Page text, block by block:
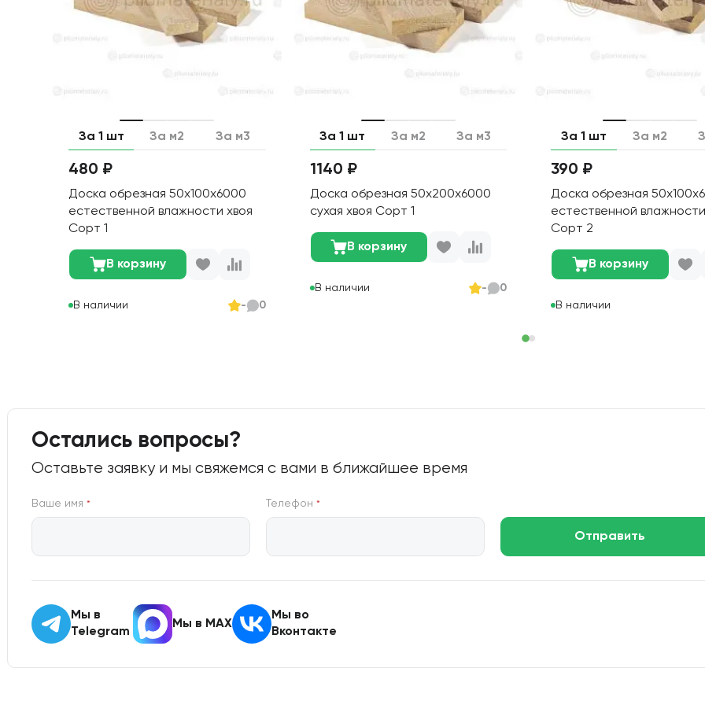
За 1 шт За м2 За м3
480 ₽
Доска обрезная 50х100х6000
естественной влажности хвоя
Сорт 1
В корзину
В наличии - 0
За 1 шт За м2 За м3
1140 ₽
Доска обрезная 50х200х6000
сухая хвоя Сорт 1
В корзину
В наличии - 0
За 1 шт За м2
390 ₽
Доска обрезная
естественной
Сорт 2
В корзину
В наличии
Остались вопросы?
Оставьте заявку и мы свяжемся с вами в ближайшее время
Ваше имя* Телефон*
Отправить
Мы в
Telegram
Мы в MAX
Мы во
Вконтакте